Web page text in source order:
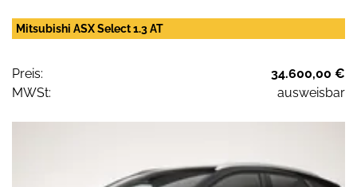
Mitsubishi ASX Select 1.3 AT
Preis:
34.600,00 €
MWSt:
ausweisbar